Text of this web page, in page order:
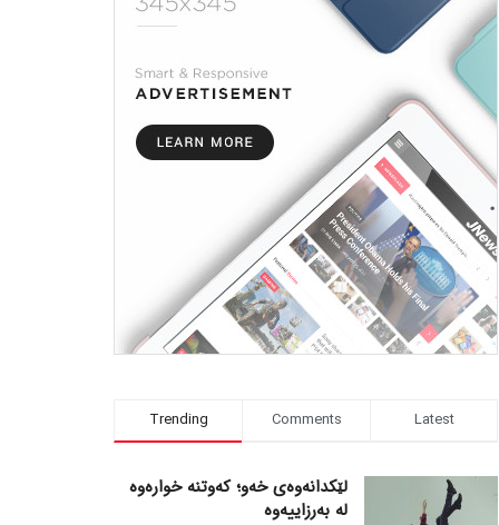
Trending Comments Latest
لێکدانەوەی خەو؛ کەوتنە خوارەوە
لە بەرزاییەوە